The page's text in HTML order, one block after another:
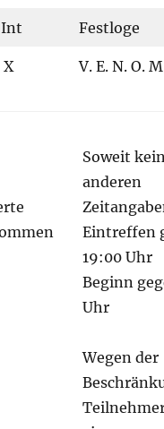
Int Festloge
X V. E. N. O. M
Soweit
anderen
Eintreffen
19:00 Uhr
Beginn
Uhr
Wegen der